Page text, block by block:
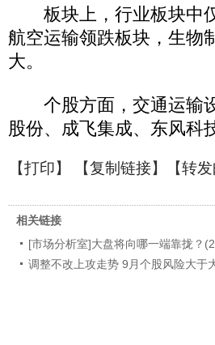
板块上，行业板块中仅
航空运输领跌板块，生物
大。
个股方面，交通运输设
股份、成飞集成、东风科
【打印】 【复制链接】【转
相关链接
[市场分析室]大盘将向哪一端靠拢？
调整不改上攻走势 9月个股风险大于